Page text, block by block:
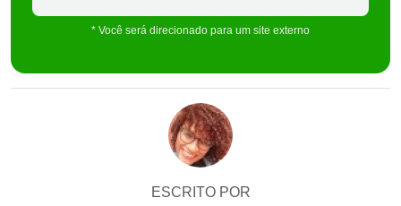
* Você será direcionado para um site externo
ESCRITO POR